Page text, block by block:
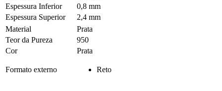
Espessura Inferior
0,8 mm
Espessura Superior
2,4 mm
Material
Prata
Teor da Pureza
950
Cor
Prata
Formato externo Reto